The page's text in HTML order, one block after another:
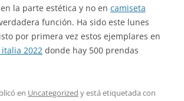
la parte estética y no en camiseta
función. Ha sido este lunes
por primera vez estos ejemplares en
2022 donde hay 500 prendas
en Uncategorized y está etiquetada con